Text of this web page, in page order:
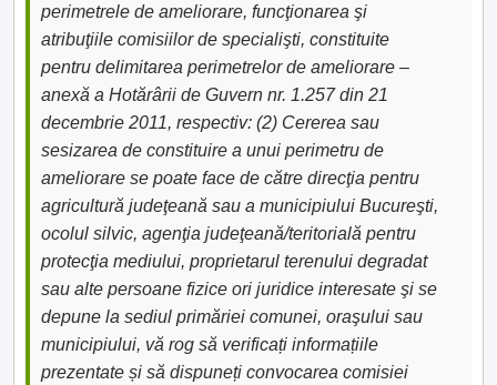
perimetrele de ameliorare, funcţionarea şi
atribuţiile comisiilor de specialişti, constituite
pentru delimitarea perimetrelor de ameliorare –
anexă a Hotărârii de Guvern nr. 1.257 din 21
decembrie 2011, respectiv: (2) Cererea sau
sesizarea de constituire a unui perimetru de
ameliorare se poate face de către direcţia pentru
agricultură judeţeană sau a municipiului Bucureşti,
ocolul silvic, agenţia judeţeană/teritorială pentru
protecţia mediului, proprietarul terenului degradat
sau alte persoane fizice ori juridice interesate şi se
depune la sediul primăriei comunei, oraşului sau
municipiului, vă rog să verificați informațiile
prezentate și să dispuneți convocarea comisiei